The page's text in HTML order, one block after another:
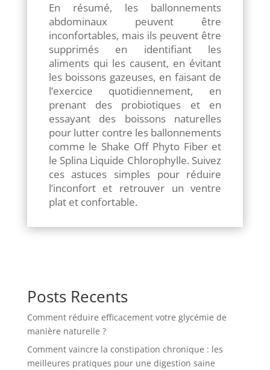
En résumé, les ballonnements
abdominaux peuvent être
inconfortables, mais ils peuvent être
supprimés en identifiant les
aliments qui les causent, en évitant
les boissons gazeuses, en faisant de
l’exercice quotidiennement, en
prenant des probiotiques et en
essayant des boissons naturelles
pour lutter contre les ballonnements
comme le Shake Off Phyto Fiber et
le Splina Liquide Chlorophylle. Suivez
ces astuces simples pour réduire
l’inconfort et retrouver un ventre
plat et confortable.
Posts Recents
Comment réduire efficacement votre glycémie de
manière naturelle ?
Comment vaincre la constipation chronique : les
meilleures pratiques pour une digestion saine